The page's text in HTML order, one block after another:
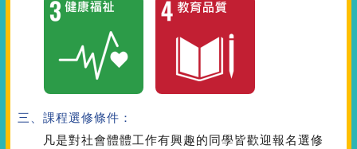
三、課程選修條件：
凡是對社會體體工作有興趣的同學皆歡迎報名選修